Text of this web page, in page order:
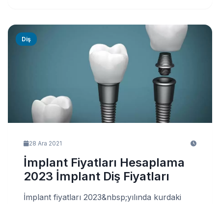
Diş
28 Ara 2021
İmplant Fiyatları Hesaplama
2023 İmplant Diş Fiyatları
İmplant fiyatları 2023&nbsp;yılında kurdaki